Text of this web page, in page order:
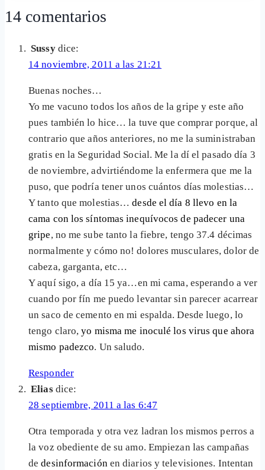
entrada:
14 comentarios
Sussy dice:
14 noviembre, 2011 a las 21:21
Buenas noches…
Yo me vacuno todos los años de la gripe y este año
pues también lo hice… la tuve que comprar porque, al
contrario que años anteriores, no me la suministraban
gratis en la Seguridad Social. Me la dí el pasado día 3
de noviembre, advirtiéndome la enfermera que me la
puso, que podría tener unos cuántos días molestias…
Y tanto que molestias…desde el día 8 llevo en la
cama con los síntomas inequívocos de padecer una
gripe, no me sube tanto la fiebre, tengo 37.4 décimas
normalmente y cómo no! dolores musculares, dolor de
cabeza, garganta, etc…
Y aquí sigo, a día 15 ya…en mi cama, esperando a ver
cuando por fín me puedo levantar sin parecer acarrear
un saco de cemento en mi espalda. Desde luego, lo
tengo claro,yo misma me inoculé los virus que ahora
mismo padezco. Un saludo.
Responder
Elias dice:
28 septiembre, 2011 a las 6:47
Otra temporada y otra vez ladran los mismos perros a
la voz obediente de su amo. Empiezan las campañas
dedesinformación en diarios y televisiones. Intentan